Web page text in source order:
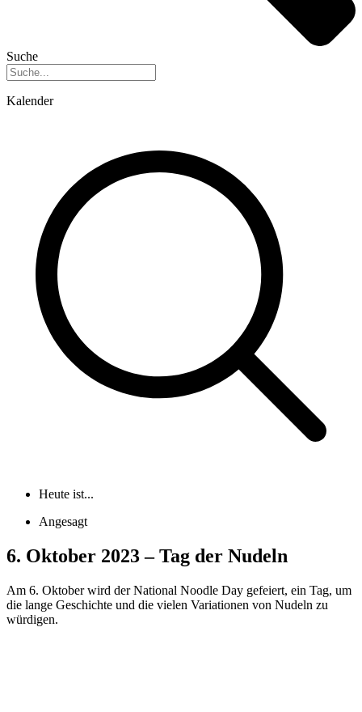
Suche
Kalender
Heute ist...
Angesagt
6. Oktober 2023 – Tag der Nudeln
Am 6. Oktober wird der National Noodle Day gefeiert, ein Tag, um
die lange Geschichte und die vielen Variationen von Nudeln zu
würdigen.